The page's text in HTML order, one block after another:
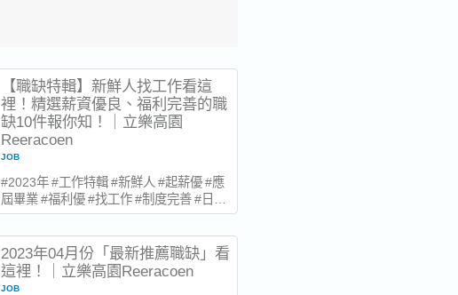
【職缺特輯】新鮮人找工作看這
裡！精選薪資優良、福利完善的職
缺10件報你知！｜立樂高園
Reeracoen
JOB
#2023年 #工作特輯 #新鮮人 #起薪優 #應
屆畢業 #福利優 #找工作 #制度完善 #日文
#日商 #立樂高園 ★全職缺超過400件以
上！每日更新5件！ 有一點日文基礎?想進
入日商的新鮮人們，為您精選10項起薪
優、制度完善，甚至可能有機會能赴日進
行訓練的超優工作給您！ ▼目次...
2023年04月份「最新推薦職缺」看
這裡！｜立樂高園Reeracoen
JOB